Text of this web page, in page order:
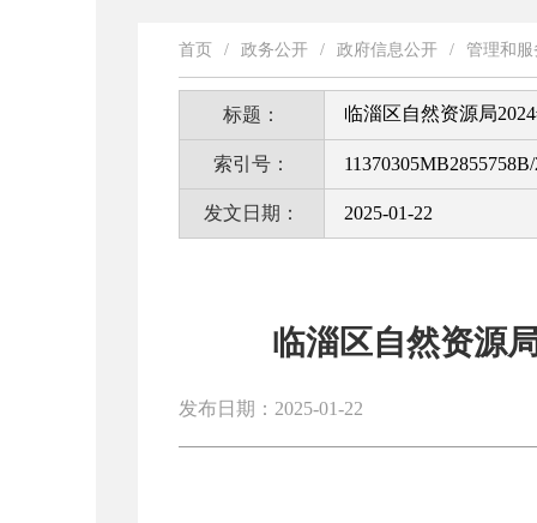
首页 / 政务公开 / 政府信息公开 / 管理和
标题： 临淄区自然资源局
索引号：
发文日期： 2025-01-22
临淄区自然资源
发布日期：2025-01-22